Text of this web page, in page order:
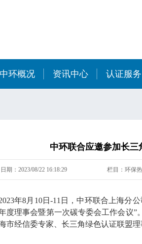
中环概况 资讯中心 认证服务
中环联合应邀参加长三
日期：2023/08/22 16:18:29 栏目：环保
年8月10日-11日，中环联合上海分
度理事会暨第一次碳专委会工作会议”
市经信委专家、长三角绿色认证联盟